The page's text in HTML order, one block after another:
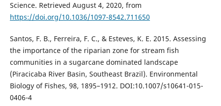
Science. Retrieved August 4, 2020, from
https://doi.org/10.1036/1097-8542.711650
Santos, F. B., Ferreira, F. C., & Esteves, K. E. 2015. Assessing
the importance of the riparian zone for stream fish
communities in a sugarcane dominated landscape
(Piracicaba River Basin, Southeast Brazil). Environmental
Biology of Fishes, 98, 1895–1912. DOI:10.1007/s10641-015-
0406-4